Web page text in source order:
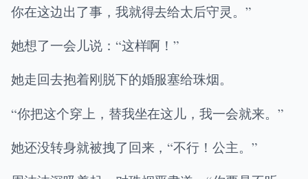
你在这边出了事，我就得去给太后守灵。”
她想了一会儿说：“这样啊！”
她走回去抱着刚脱下的婚服塞给珠烟。
“你把这个穿上，替我坐在这儿，我一会就来。”
她还没转身就被拽了回来，“不行！公主。”